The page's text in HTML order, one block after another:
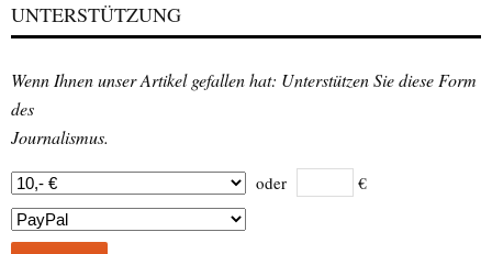
UNTERSTÜTZUNG
Wenn Ihnen unser Artikel gefallen hat: Unterstützen Sie diese Form
des
Journalismus.
oder €